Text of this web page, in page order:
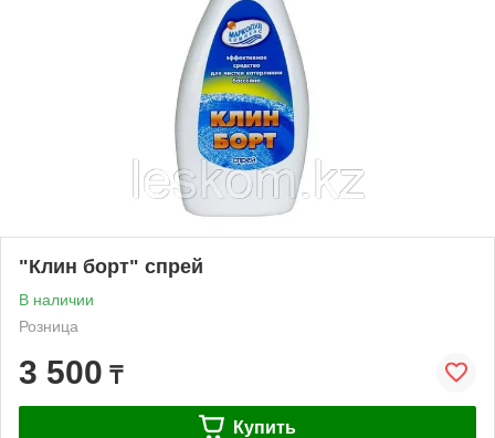
"Клин борт" спрей
В наличии
Розница
3 500 ₸
Купить